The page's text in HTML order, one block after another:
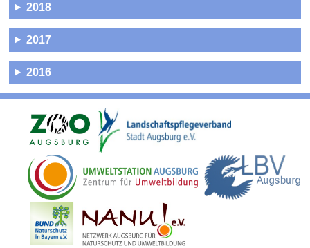
2018
2017
2016